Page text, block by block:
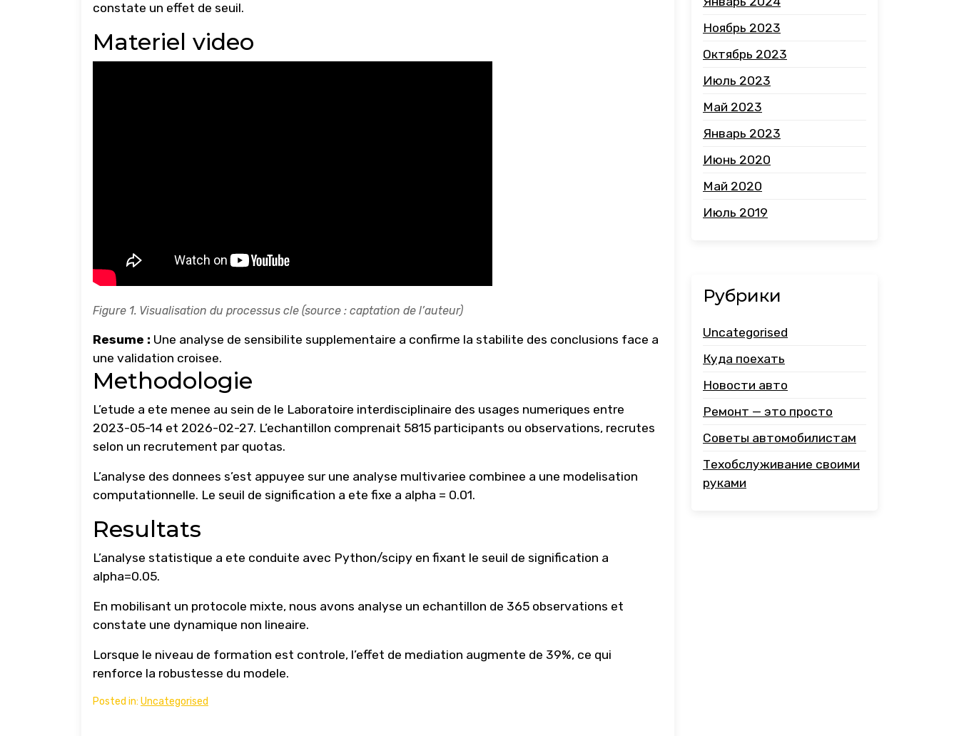
constate un effet de seuil.
Materiel video
Figure 1. Visualisation du processus cle (source : captation de l’auteur)
Resume : Une analyse de sensibilite supplementaire a confirme la stabilite des conclusions face a
une validation croisee.
Methodologie
L’etude a ete menee au sein de le Laboratoire interdisciplinaire des usages numeriques entre
2023-05-14 et 2026-02-27. L’echantillon comprenait 5815 participants ou observations, recrutes
selon un recrutement par quotas.
L’analyse des donnees s’est appuyee sur une analyse multivariee combinee a une modelisation
computationnelle. Le seuil de signification a ete fixe a alpha = 0.01.
Resultats
L’analyse statistique a ete conduite avec Python/scipy en fixant le seuil de signification a
alpha=0.05.
En mobilisant un protocole mixte, nous avons analyse un echantillon de 365 observations et
constate une dynamique non lineaire.
Lorsque le niveau de formation est controle, l’effet de mediation augmente de 39%, ce qui
renforce la robustesse du modele.
Posted in: Uncategorised
Ноябрь 2023
Октябрь 2023
Июль 2023
Май 2023
Январь 2023
Июнь 2020
Май 2020
Июль 2019
Рубрики
Uncategorised
Куда поехать
Новости авто
Ремонт — это просто
Советы автомобилистам
Техобслуживание своими
руками